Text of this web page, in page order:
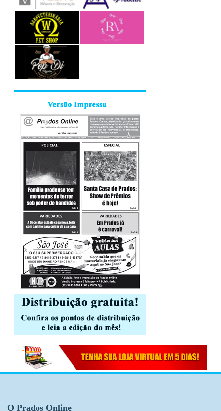
O Prados Online